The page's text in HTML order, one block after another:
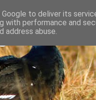
Jakt &
to deliver its
with performance and
abuse.